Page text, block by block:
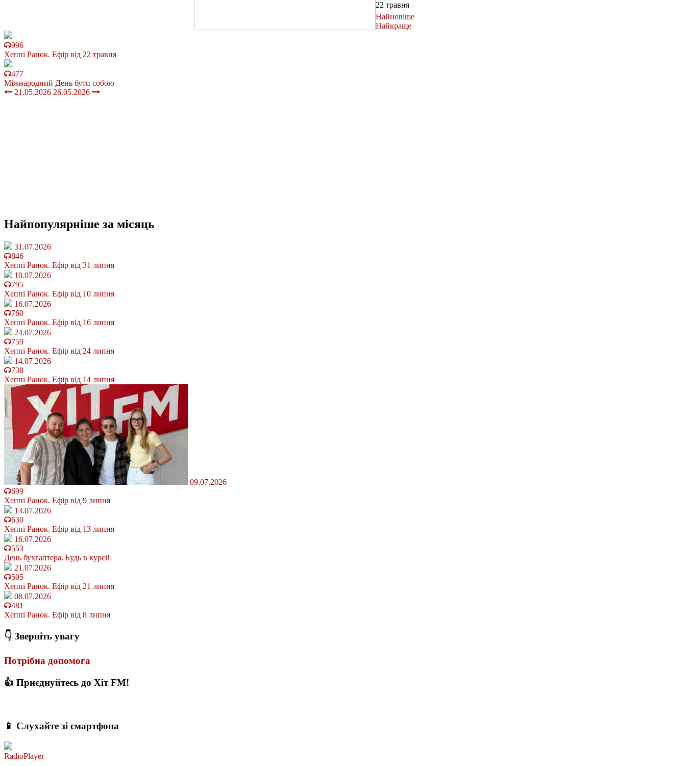
22 травня
Найновіше
Найкраще
996
Хеппі Ранок. Ефір від 22 травня
477
Міжнародний День бути собою
21.05.2026 26.05.2026
Найпопулярніше за місяць
31.07.2026
846
Хеппі Ранок. Ефір від 31 липня
10.07.2026
795
Хеппі Ранок. Ефір від 10 липня
16.07.2026
760
Хеппі Ранок. Ефір від 16 липня
24.07.2026
759
Хеппі Ранок. Ефір від 24 липня
14.07.2026
738
Хеппі Ранок. Ефір від 14 липня
09.07.2026
699
Хеппі Ранок. Ефір від 9 липня
13.07.2026
630
Хеппі Ранок. Ефір від 13 липня
16.07.2026
553
День бухгалтера. Будь в курсі!
21.07.2026
505
Хеппі Ранок. Ефір від 21 липня
08.07.2026
481
Хеппі Ранок. Ефір від 8 липня
👇 Зверніть увагу
Потрібна допомога
👍 Приєднуйтесь до Хіт FM!
📱 Слухайте зі смартфона
RadioPlayer